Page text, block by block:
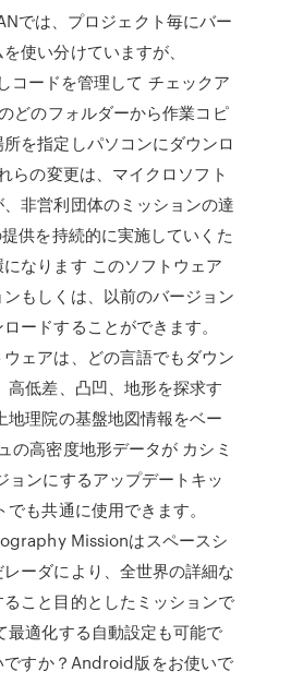
では、プロジェクト毎にバー
使い分けていますが、
コードを管理して チェックア
どのフォルダーから作業コピ
を指定しパソコンにダウンロ
らの変更は、マイクロソフト
非営利団体のミッションの達
供を持続的に実施していくた
なります このソフトウェア
もしくは、以前のバージョン
ードすることができます。
ェアは、どの言語でもダウン
高低差、凸凹、地形を探求す
地理院の基盤地図情報をベー
の高密度地形データが カシミ
ョンにするアップデートキッ
も共通に使用できます。
Missionはスペースシ
ーダにより、全世界の詳細な
こと目的としたミッションで
最適化する自動設定も可能で
すか？Android版をお使いで